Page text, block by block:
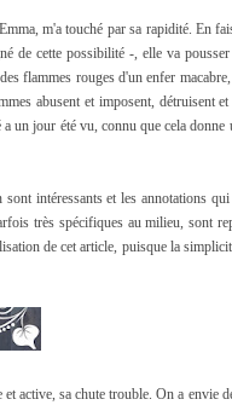
m'a touché par sa rapidité. En
de cette possibilité -, elle va
flammes rouges d'un enfer
abusent et imposent, détruisent
un jour été vu, connu que cela donne
intéressants et les annotations qui
très spécifiques au milieu, sont
de cet article, puisque la
active, sa chute trouble. On a envie